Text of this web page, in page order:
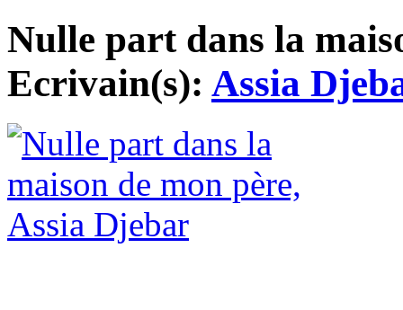
Nulle part dans la
Ecrivain(s): Assia